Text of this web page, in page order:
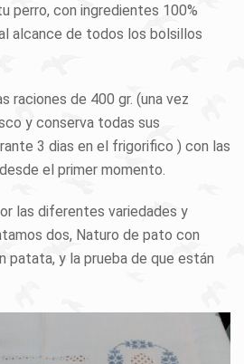
perro, con ingredientes 100%
alcance de todos los bolsillos
raciones de 400 gr. (una vez
y conserva todas sus
3 dias en el frigorifico ) con las
el primer momento.
las diferentes variedades y
dos, Naturo de pato con
patata, y la prueba de que están